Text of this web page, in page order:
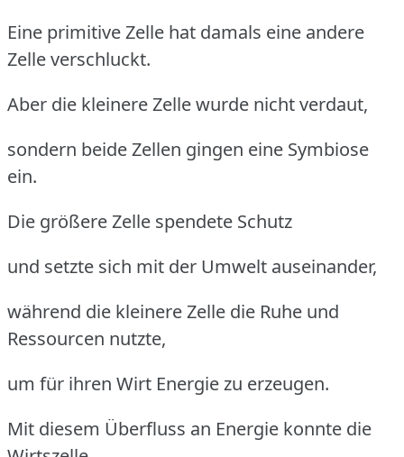
Eine primitive Zelle hat damals eine andere
Zelle verschluckt.
Aber die kleinere Zelle wurde nicht verdaut,
sondern beide Zellen gingen eine Symbiose
ein.
Die größere Zelle spendete Schutz
und setzte sich mit der Umwelt auseinander,
während die kleinere Zelle die Ruhe und
Ressourcen nutzte,
um für ihren Wirt Energie zu erzeugen.
Mit diesem Überfluss an Energie konnte die